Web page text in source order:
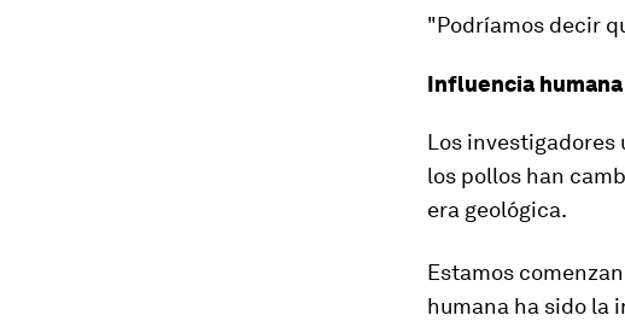
"Podríamos decir
Influencia humana
Los
los pollos han
era geológica.
Estamos
humana ha sido la